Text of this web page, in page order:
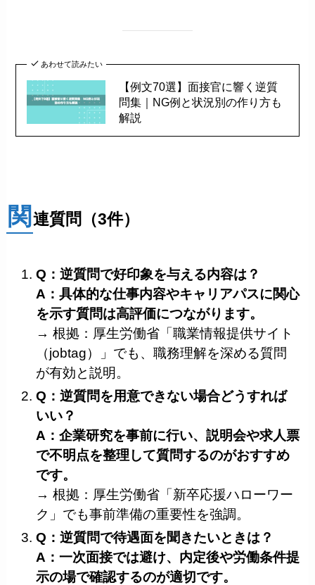
あわせて読みたい
【例文70選】面接官に響く逆質
問集｜NG例と状況別の作り方も
解説
関 連質問（3件）
Q：逆質問で好印象を与える内容は？
A：具体的な仕事内容やキャリアパスに関心
を示す質問は高評価につながります。
→ 根拠：厚生労働省「職業情報提供サイト
（jobtag）」でも、職務理解を深める質問
が有効と説明。
Q：逆質問を用意できない場合どうすれば
いい？
A：企業研究を事前に行い、説明会や求人票
で不明点を整理して質問するのがおすすめ
です。
→ 根拠：厚生労働省「新卒応援ハローワー
ク」でも事前準備の重要性を強調。
Q：逆質問で待遇面を聞きたいときは？
A：一次面接では避け、内定後や労働条件提
示の場で確認するのが適切です。